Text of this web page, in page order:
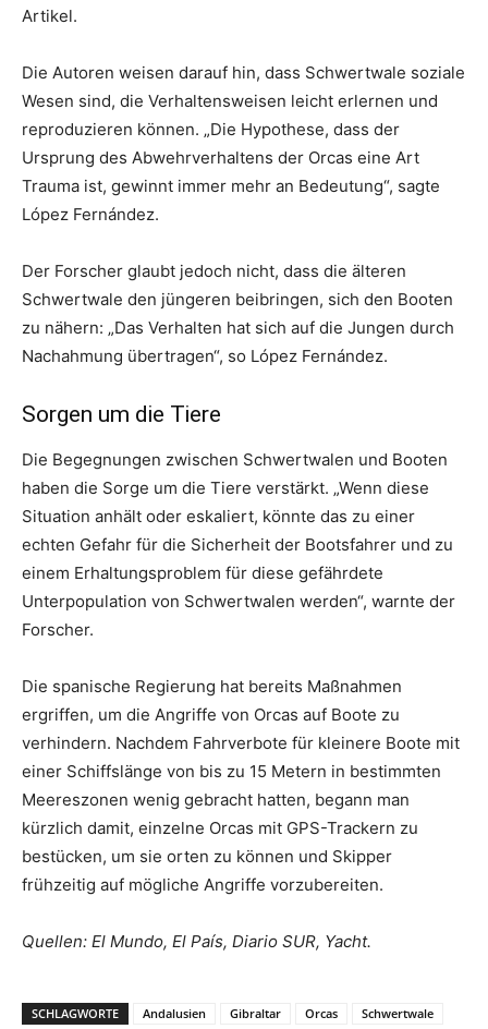
Artikel.
Die Autoren weisen darauf hin, dass Schwertwale soziale
Wesen sind, die Verhaltensweisen leicht erlernen und
reproduzieren können. „Die Hypothese, dass der
Ursprung des Abwehrverhaltens der Orcas eine Art
Trauma ist, gewinnt immer mehr an Bedeutung“, sagte
López Fernández.
Der Forscher glaubt jedoch nicht, dass die älteren
Schwertwale den jüngeren beibringen, sich den Booten
zu nähern: „Das Verhalten hat sich auf die Jungen durch
Nachahmung übertragen“, so López Fernández.
Sorgen um die Tiere
Die Begegnungen zwischen Schwertwalen und Booten
haben die Sorge um die Tiere verstärkt. „Wenn diese
Situation anhält oder eskaliert, könnte das zu einer
echten Gefahr für die Sicherheit der Bootsfahrer und zu
einem Erhaltungsproblem für diese gefährdete
Unterpopulation von Schwertwalen werden“, warnte der
Forscher.
Die spanische Regierung hat bereits Maßnahmen
ergriffen, um die Angriffe von Orcas auf Boote zu
verhindern. Nachdem Fahrverbote für kleinere Boote mit
einer Schiffslänge von bis zu 15 Metern in bestimmten
Meereszonen wenig gebracht hatten, begann man
kürzlich damit, einzelne Orcas mit GPS-Trackern zu
bestücken, um sie orten zu können und Skipper
frühzeitig auf mögliche Angriffe vorzubereiten.
Quellen: El Mundo, El País, Diario SUR, Yacht.
SCHLAGWORTE Andalusien Gibraltar Orcas
Schwertwale